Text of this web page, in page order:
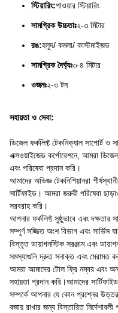
স্টিয়ারিং:পাওয়ার স্টিয়ারিং
সামগ্রিক উচ্চতাঃ২-৩ মিটার
রঙ:হলুদ/ কমলা/ কাস্টমাইজড
সামগ্রিক দৈর্ঘ্যঃ৩-৪ মিটার
ওজনঃ২-৩ টন
সহায়তা ও সেবা:
ডিজেল ফর্কলিফ্ট টেকনিক্যাল সাপোর্ট ও
এক্সওয়াইজেড কর্পোরেশনে, আমরা
এবং পরিষেবা প্রদান করি।
আমাদের অভিজ্ঞ টেকনিশিয়ানরা
সার্টিফাইড। আমরা জরুরী পরিষেবা
সরবরাহ করি।
আপনার ফর্কলিফ্ট সুষ্ঠুভাবে এবং দক্ষতার
সম্পূর্ণ সজ্জিত অংশ বিভাগ এবং সার্ভিস
বিস্তৃত ডায়াগনস্টিক সরঞ্জাম এবং
সমস্যাগুলি দ্রুত সনাক্ত এবং মেরামত
আমরা আমাদের টোল ফ্রি নম্বর এবং
সহায়তা প্রদান করি।আমাদের
সম্পর্কে আপনার যে কোন প্রশ্নের উত্তর
বজায় রাখার জন্য বিস্তারিত